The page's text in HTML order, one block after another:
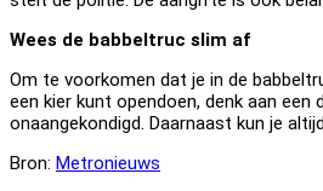
Wees de babbeltruc slim af
Om te voorkomen dat je in de
een kier kunt opendoen, denk aan
onaangekondigd. Daarnaast kun je
Bron: Metronieuws